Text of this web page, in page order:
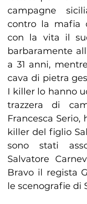
campagne
contro la mafia
con la vita il
barbaramente
a 31 anni,
cava di pietra
I killer lo hanno
trazzera di
Francesca
killer del figlio
sono stati
Salvatore
Bravo il regista
le scenografie di